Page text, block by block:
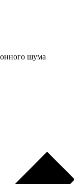
шума